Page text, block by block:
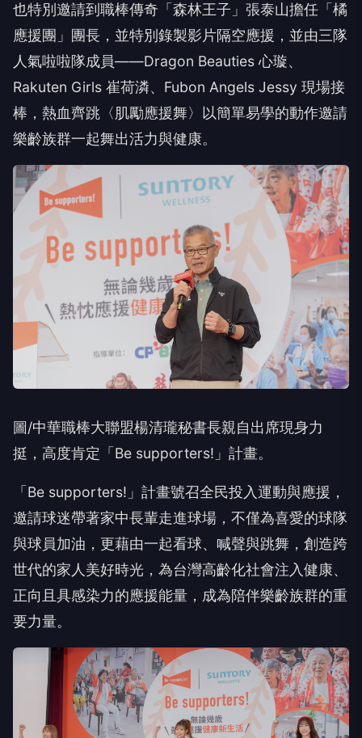
也特別邀請到職棒傳奇「森林王子」張泰山擔任「橘
應援團」團長，並特別錄製影片隔空應援，並由三隊
人氣啦啦隊成員——Dragon Beauties 心璇、
Rakuten Girls 崔荷潾、Fubon Angels Jessy 現場接
棒，熱血齊跳〈肌勵應援舞〉以簡單易學的動作邀請
樂齡族群一起舞出活力與健康。
圖/中華職棒大聯盟楊清瓏秘書長親自出席現身力
挺，高度肯定「Be supporters!」計畫。
「Be supporters!」計畫號召全民投入運動與應援，
邀請球迷帶著家中長輩走進球場，不僅為喜愛的球隊
與球員加油，更藉由一起看球、喊聲與跳舞，創造跨
世代的家人美好時光，為台灣高齡化社會注入健康、
正向且具感染力的應援能量，成為陪伴樂齡族群的重
要力量。